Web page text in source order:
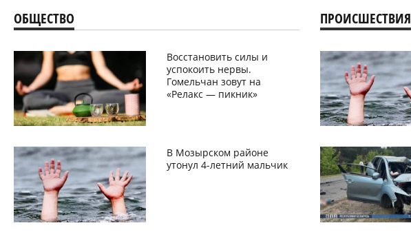
ОБЩЕСТВО
Восстановить силы и
успокоить нервы.
Гомельчан зовут на
«Релакс — пикник»
В Мозырском районе
утонул 4-летний мальчик
ПРОИСШЕСТВИЯ